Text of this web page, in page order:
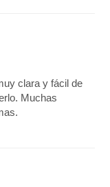
clara y fácil de
Muchas